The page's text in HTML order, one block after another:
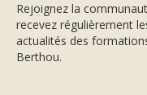
Rejoignez la
recevez régulièrement
actualités des
Berthou.